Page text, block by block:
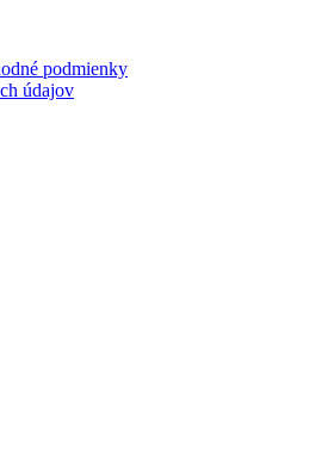
podmienky
údajov